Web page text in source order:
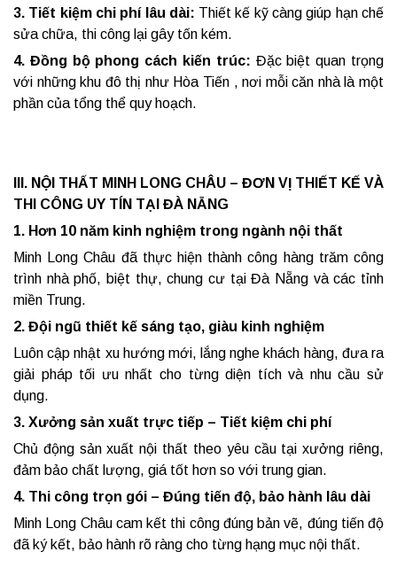
3. Tiết kiệm chi phí lâu dài: Thiết kế kỹ càng giúp hạn chế
sửa chữa, thi công lại gây tốn kém.
4. Đồng bộ phong cách kiến trúc: Đặc biệt quan trọng
với những khu đô thị như Hòa Tiến , nơi mỗi căn nhà là một
phần của tổng thể quy hoạch.
III. NỘI THẤT MINH LONG CHÂU – ĐƠN VỊ THIẾT KẾ VÀ
THI CÔNG UY TÍN TẠI ĐÀ NẴNG
1. Hơn 10 năm kinh nghiệm trong ngành nội thất
Minh Long Châu đã thực hiện thành công hàng trăm công
trình nhà phố, biệt thự, chung cư tại Đà Nẵng và các tỉnh
miền Trung.
2. Đội ngũ thiết kế sáng tạo, giàu kinh nghiệm
Luôn cập nhật xu hướng mới, lắng nghe khách hàng, đưa ra
giải pháp tối ưu nhất cho từng diện tích và nhu cầu sử
dụng.
3. Xưởng sản xuất trực tiếp – Tiết kiệm chi phí
Chủ động sản xuất nội thất theo yêu cầu tại xưởng riêng,
đảm bảo chất lượng, giá tốt hơn so với trung gian.
4. Thi công trọn gói – Đúng tiến độ, bảo hành lâu dài
Minh Long Châu cam kết thi công đúng bản vẽ, đúng tiến độ
đã ký kết, bảo hành rõ ràng cho từng hạng mục nội thất.